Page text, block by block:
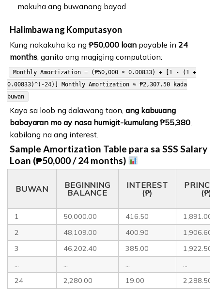
makuha ang buwanang bayad.
Halimbawa ng Komputasyon
Kung nakakuha ka ng ₱50,000 loan payable in 24
months, ganito ang magiging computation:
Monthly Amortization = (₱50,000 × 0.00833) ÷ [1 - (1 +
0.00833)^(-24)] Monthly Amortization ≈ ₱2,307.50 kada
buwan
Kaya sa loob ng dalawang taon, ang kabuuang
babayaran mo ay nasa humigit-kumulang ₱55,380,
kabilang na ang interest.
Sample Amortization Table para sa SSS Salary
Loan (₱50,000 / 24 months)
BUWAN
BEGINNING
BALANCE
INTEREST
(₱)
(₱)
1 50,000.00 416.50
1,891.00
2
48,109.00 400.90
1,906.60
3
46,202.40 385.00
1,922.50
…
… …
…
24
2,280.00 19.00 2,288.50